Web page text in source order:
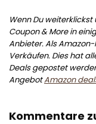
Wenn Du
Coupon & More in
Anbieter. Als
Verkäufen. Dies hat
Deals gepostet
AngebotAmazon
Kommentare